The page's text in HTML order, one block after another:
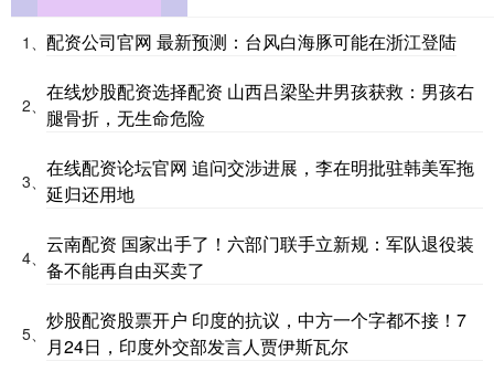
1、 配资公司官网 最新预测：台风白海豚可能在浙江登陆
2、
在线炒股配资选择配资 山西吕梁坠井男孩获救：男孩右
腿骨折，无生命危险
3、
在线配资论坛官网 追问交涉进展，李在明批驻韩美军拖
延归还用地
4、
云南配资 国家出手了！六部门联手立新规：军队退役装
备不能再自由买卖了
5、
炒股配资股票开户 印度的抗议，中方一个字都不接！7
月24日，印度外交部发言人贾伊斯瓦尔